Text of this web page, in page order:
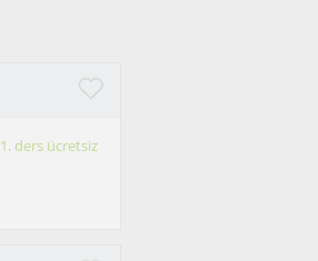
1. ders ücretsiz